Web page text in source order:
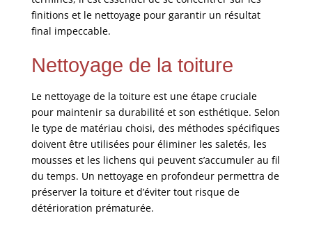
finitions et le nettoyage pour garantir un résultat
final impeccable.
Nettoyage de la toiture
Le nettoyage de la toiture est une étape cruciale
pour maintenir sa durabilité et son esthétique. Selon
le type de matériau choisi, des méthodes spécifiques
doivent être utilisées pour éliminer les saletés, les
mousses et les lichens qui peuvent s’accumuler au fil
du temps. Un nettoyage en profondeur permettra de
préserver la toiture et d’éviter tout risque de
détérioration prématurée.